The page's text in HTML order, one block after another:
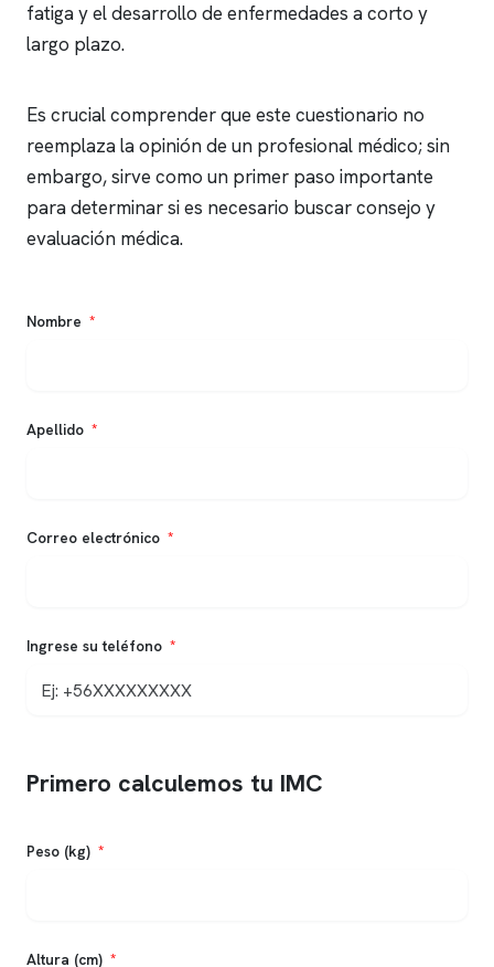
fatiga y el desarrollo de enfermedades a corto y
largo plazo.
Es crucial comprender que este cuestionario no
reemplaza la opinión de un profesional médico; sin
embargo, sirve como un primer paso importante
para determinar si es necesario buscar consejo y
evaluación médica.
Nombre
Apellido
Correo electrónico
Ingrese su teléfono
Primero calculemos tu IMC
Peso (kg)
Altura (cm)